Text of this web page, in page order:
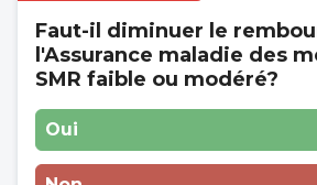
Faut-il diminuer le
l'Assurance maladie des
SMR faible ou modéré?
Oui